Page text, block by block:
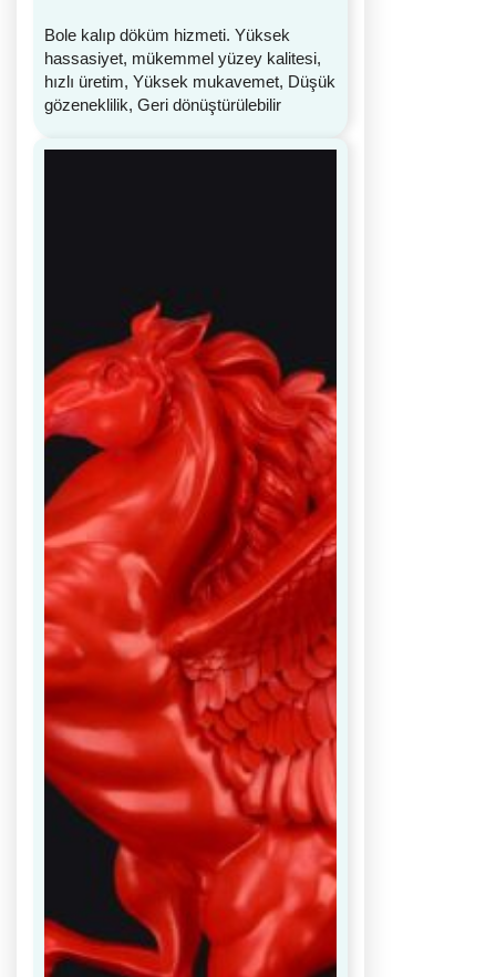
Bole kalıp döküm hizmeti. Yüksek
hassasiyet, mükemmel yüzey kalitesi,
hızlı üretim, Yüksek mukavemet, Düşük
gözeneklilik, Geri dönüştürülebilir